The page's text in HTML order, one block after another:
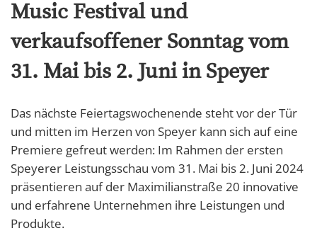
Music Festival und
verkaufsoffener Sonntag vom
31. Mai bis 2. Juni in Speyer
Das nächste Feiertagswochenende steht vor der Tür
und mitten im Herzen von Speyer kann sich auf eine
Premiere gefreut werden: Im Rahmen der ersten
Speyerer Leistungsschau vom 31. Mai bis 2. Juni 2024
präsentieren auf der Maximilianstraße 20 innovative
und erfahrene Unternehmen ihre Leistungen und
Produkte.